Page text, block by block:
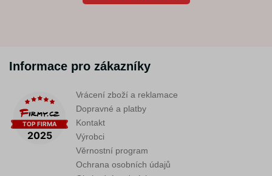
Informace pro zákazníky
Vrácení zboží a reklamace
Dopravné a platby
Kontakt
Výrobci
Věrnostní program
Ochrana osobních údajů